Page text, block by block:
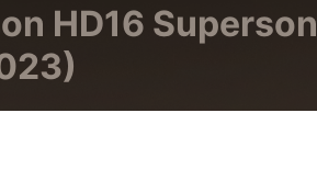
HD16